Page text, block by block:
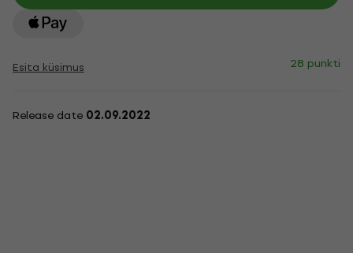
Esita küsimus 28 punkti
Release date 02.09.2022